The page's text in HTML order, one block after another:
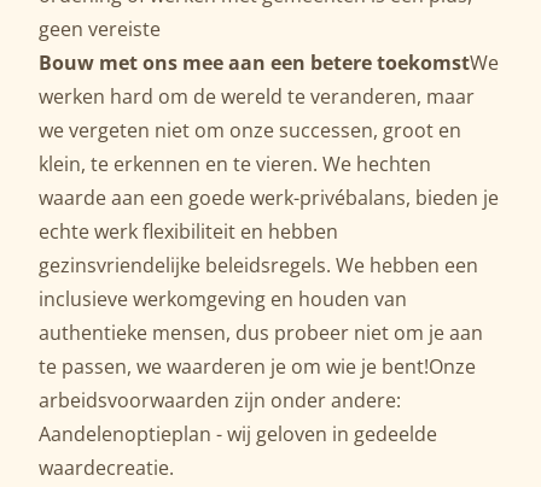
geen vereiste
Bouw met ons mee aan een betere toekomstWe
werken hard om de wereld te veranderen, maar
we vergeten niet om onze successen, groot en
klein, te erkennen en te vieren. We hechten
waarde aan een goede werk-privébalans, bieden je
echte werk flexibiliteit en hebben
gezinsvriendelijke beleidsregels. We hebben een
inclusieve werkomgeving en houden van
authentieke mensen, dus probeer niet om je aan
te passen, we waarderen je om wie je bent!Onze
arbeidsvoorwaarden zijn onder andere:
Aandelenoptieplan - wij geloven in gedeelde
waardecreatie.